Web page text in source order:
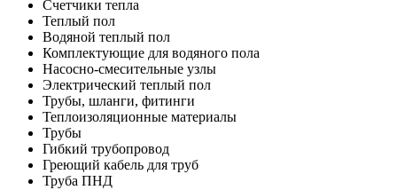
Счетчики тепла
Теплый пол
Водяной теплый пол
Комплектующие для водяного пола
Насосно-смесительные узлы
Электрический теплый пол
Трубы, шланги, фитинги
Теплоизоляционные материалы
Трубы
Гибкий трубопровод
Греющий кабель для труб
Труба ПНД